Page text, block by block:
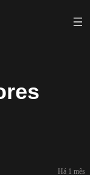
Há 1 mês